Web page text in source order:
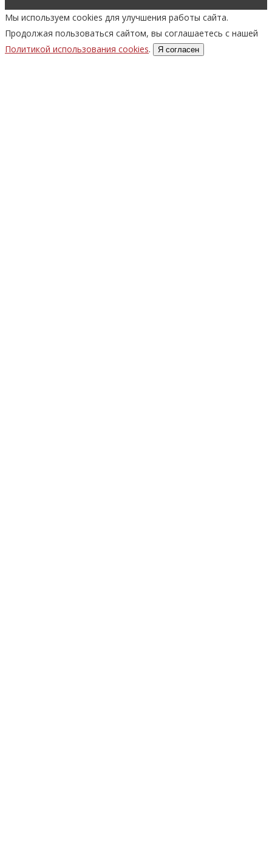
Мы используем cookies для улучшения работы сайта.
Продолжая пользоваться сайтом, вы соглашаетесь с нашей
Политикой использования cookies. Я согласен